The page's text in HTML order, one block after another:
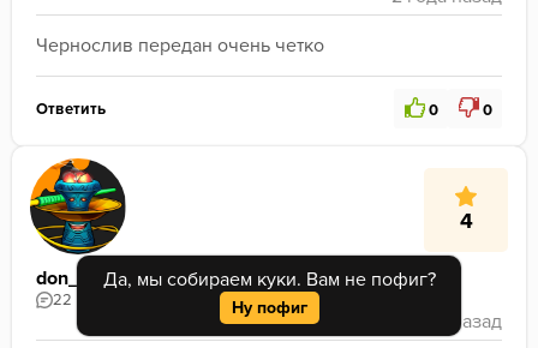
Да, мы собираем куки. Вам не пофиг?
Ну пофиг
Чернослив передан очень четко
Ответить 0 0
4
don_hookah001
22